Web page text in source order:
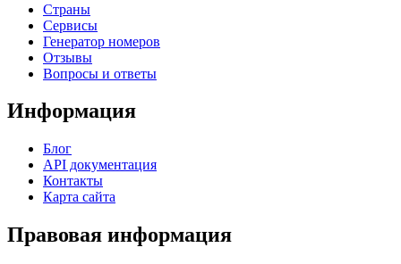
Страны
Сервисы
Генератор номеров
Отзывы
Вопросы и ответы
Информация
Блог
API документация
Контакты
Карта сайта
Правовая информация